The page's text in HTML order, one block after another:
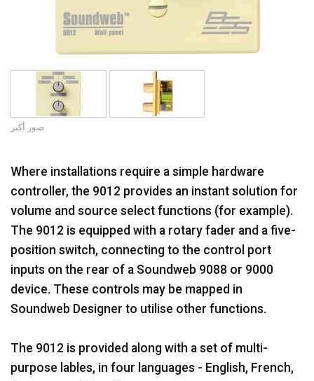
صور أكبر
Where installations require a simple hardware
controller, the 9012 provides an instant solution for
volume and source select functions (for example).
The 9012 is equipped with a rotary fader and a five-
position switch, connecting to the control port
inputs on the rear of a Soundweb 9088 or 9000
device. These controls may be mapped in
Soundweb Designer to utilise other functions.
The 9012 is provided along with a set of multi-
purpose lables, in four languages - English, French,